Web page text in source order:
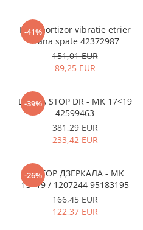
-41%
Kit amortizor vibratie etrier
frana spate 42372987
151,01 EUR
89,25 EUR
-39%
LAMPA STOP DR - MK 17<19
42599463
381,29 EUR
233,42 EUR
-26%
МОТОР ДЗЕРКАЛА - MK
13<19 / 1207244 95183195
166,45 EUR
122,37 EUR